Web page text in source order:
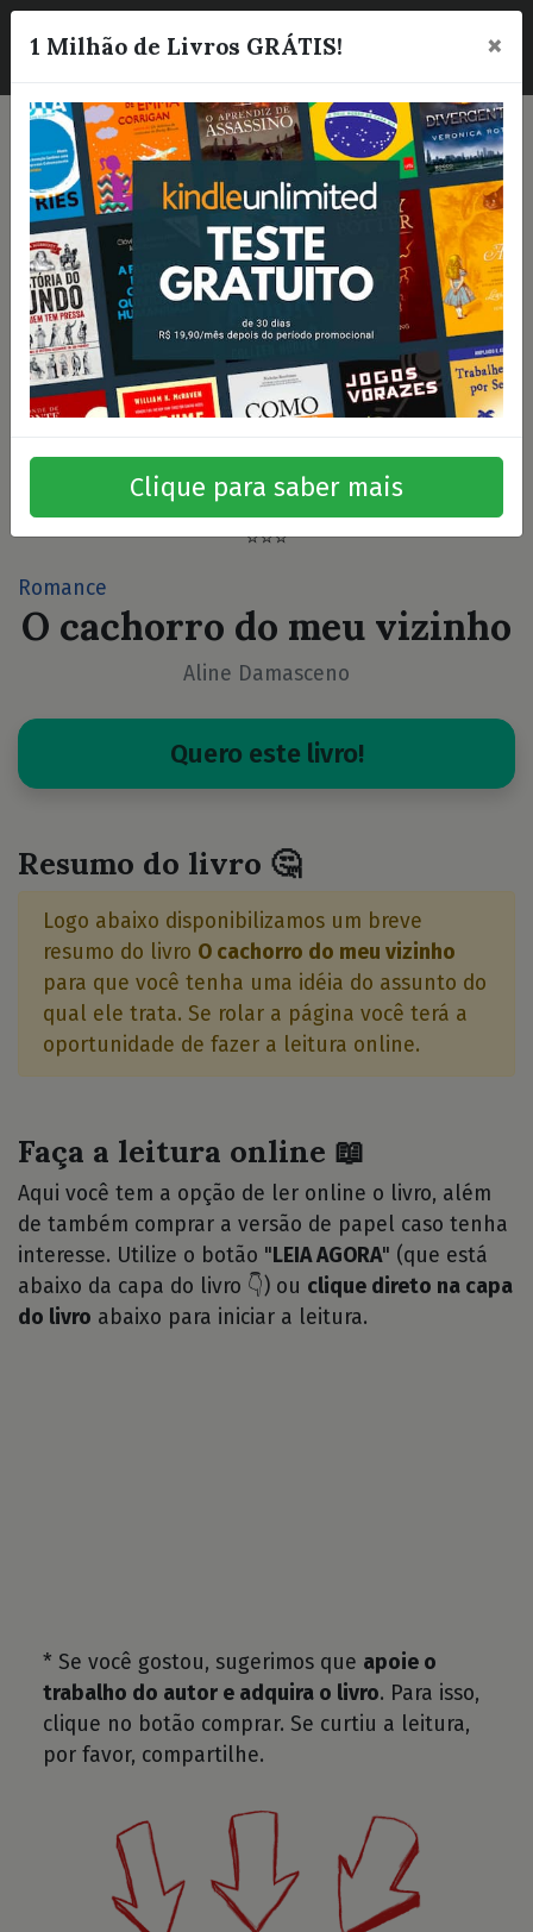
☰
⭐⭐⭐
Romance
O cachorro do meu vizinho
Aline Damasceno
Quero este livro!
Resumo do livro 🤔
Logo abaixo disponibilizamos um breve
resumo do livro O cachorro do meu vizinho
para que você tenha uma idéia do assunto do
qual ele trata. Se rolar a página você terá a
oportunidade de fazer a leitura online.
Faça a leitura online 📖
Aqui você tem a opção de ler online o livro, além
de também comprar a versão de papel caso tenha
interesse. Utilize o botão " LEIA AGORA" (que está
abaixo da capa do livro 👇) ou clique direto na capa
do livro abaixo para iniciar a leitura.
* Se você gostou, sugerimos que apoie o
trabalho do autor e adquira o livro. Para isso,
clique no botão comprar. Se curtiu a leitura,
por favor, compartilhe.
1 Milhão de Livros GRÁTIS! ×
Clique para saber mais